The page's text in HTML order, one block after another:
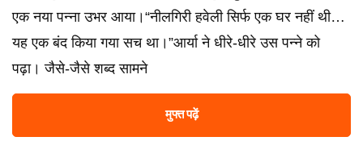
एक नया पन्ना उभर आया।“नीलगिरी हवेली सिर्फ एक घर नहीं थी…
यह एक बंद किया गया सच था।”आर्या ने धीरे-धीरे उस पन्ने को
पढ़ा। जैसे-जैसे शब्द सामने
मुफ्त पढ़ें